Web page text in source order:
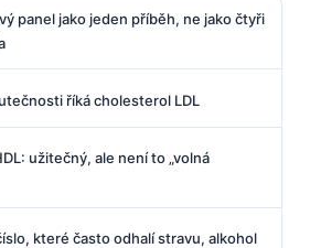
panel jako jeden příběh, ne jako čtyři
říká cholesterol LDL
užitečný, ale není to „volná
které často odhalí stravu, alkohol